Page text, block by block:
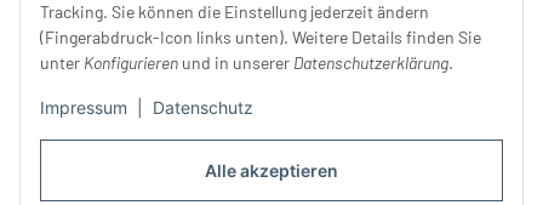
Alle akzeptieren
Tracking. Sie können die Einstellung jederzeit ändern
(Fingerabdruck-Icon links unten). Weitere Details finden Sie
unter Konfigurieren und in unserer Datenschutzerklärung.
Impressum Datenschutz
Rechtliches